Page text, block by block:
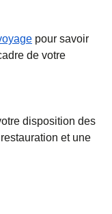
pour savoir
de votre
disposition des
et une